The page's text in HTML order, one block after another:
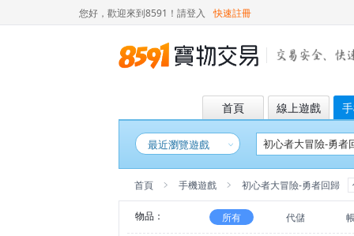
您好，歡迎來到8591！ 請登入 快速註冊
首頁 線上遊戲
最近瀏覽遊戲
首頁 手機遊戲 初心者大冒險-勇者回歸
物品： 所有 代儲